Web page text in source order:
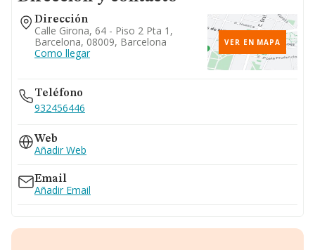
Dirección
Calle Girona, 64 - Piso 2 Pta 1,
Barcelona, 08009, Barcelona
Como llegar
VER EN MAPA
Teléfono
932456446
Web
Añadir Web
Email
Añadir Email